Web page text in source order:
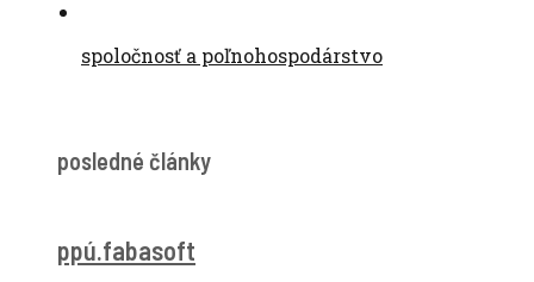
spoločnosť a poľnohospodárstvo
posledné články
ppú.fabasoft